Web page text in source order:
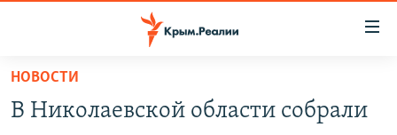
Вернуться
основному
НОВОСТИ
В Николаевской области собрали